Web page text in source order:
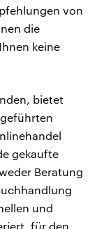
von
die
keine
bietet
gekaufte
Beratung
und
für den